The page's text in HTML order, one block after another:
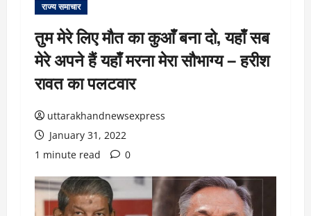
राज्य समाचार
तुम मेरे लिए मौत का कुआँ बना दो, यहाँ सब
मेरे अपने हैं यहाँ मरना मेरा सौभाग्य – हरीश
रावत का पलटवार
uttarakhandnewsexpress
January 31, 2022
1 minute read
0